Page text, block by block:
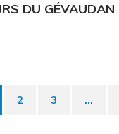
DU GÉVAUDAN
2 3 ...